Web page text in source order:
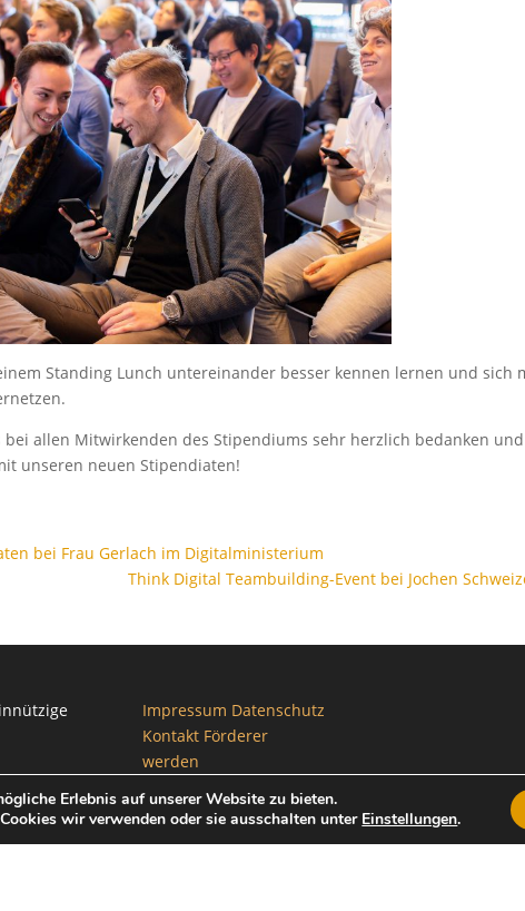
Standing Lunch untereinander besser kennen lernen und sich
allen Mitwirkenden des Stipendiums sehr herzlich bedanken und
unseren neuen Stipendiaten!
bei Frau Gerlach im Digitalministerium
Think Digital Teambuilding-Event bei Jochen
Impressum Datenschutz
Kontakt Förderer
werden
Erlebnis auf unserer Website zu bieten.
wir verwenden oder sie ausschalten unter Einstellungen.